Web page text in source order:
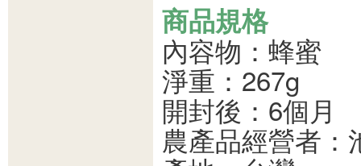
商品規格
內容物：蜂蜜
淨重：267g
開封後：6個月
農產品經營者：